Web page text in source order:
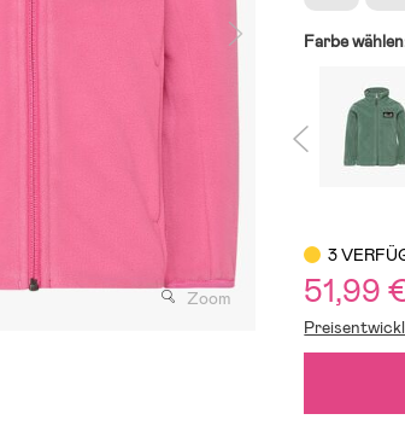
Zoom
Farbe
3
51,99